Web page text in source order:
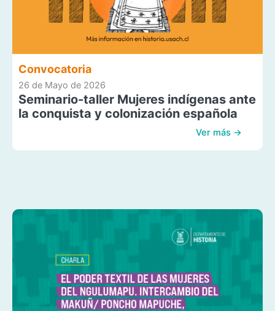
Convocatoria
26 de Mayo de 2026
Seminario-taller Mujeres indígenas ante
la conquista y colonización española
Ver más →